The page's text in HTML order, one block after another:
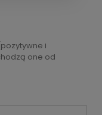
i
one od